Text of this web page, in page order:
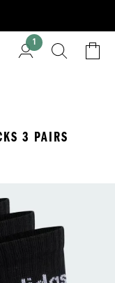
1
3 PAIRS